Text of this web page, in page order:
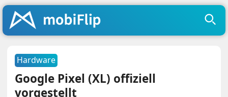
Hardware
Google Pixel (XL) offiziell
vorgestellt